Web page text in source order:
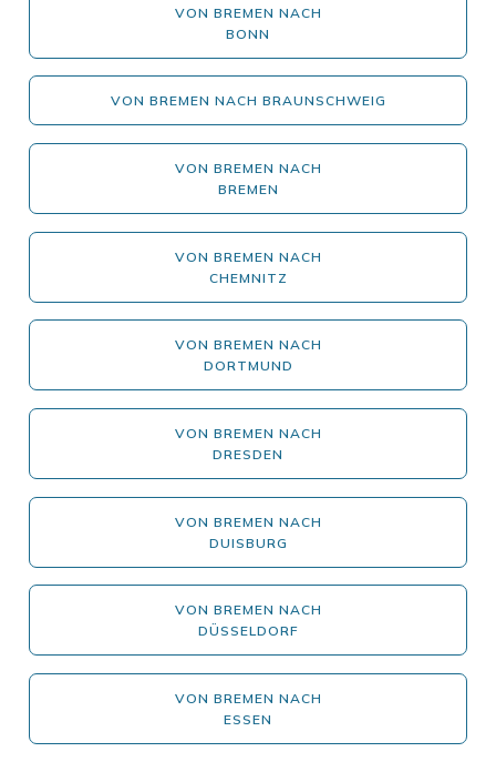
VON BREMEN NACH
BONN
VON BREMEN NACH BRAUNSCHWEIG
VON BREMEN NACH
BREMEN
VON BREMEN NACH
CHEMNITZ
VON BREMEN NACH
DORTMUND
VON BREMEN NACH
DRESDEN
VON BREMEN NACH
DUISBURG
VON BREMEN NACH
DÜSSELDORF
VON BREMEN NACH
ESSEN